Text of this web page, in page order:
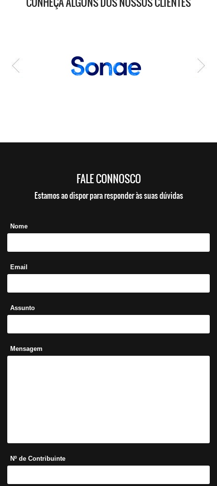
FALE CONNOSCO
Estamos ao dispor para responder às suas dúvidas
Nome
Email
Assunto
Mensagem
Nº de Contribuinte